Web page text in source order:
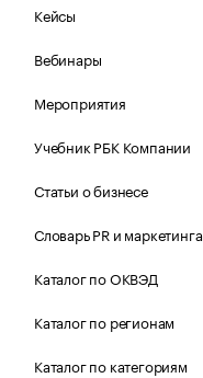
Кейсы
Вебинары
Мероприятия
Учебник РБК Компании
Статьи о бизнесе
Словарь PR и маркетинга
Каталог по ОКВЭД
Каталог по регионам
Каталог по категориям